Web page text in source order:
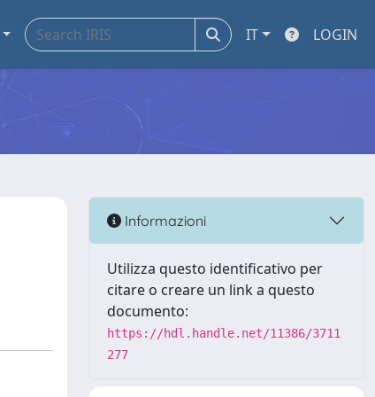
IT LOGIN
Informazioni
Utilizza questo identificativo per
citare o creare un link a questo
documento:
https://hdl.handle.net/11386/3711
277